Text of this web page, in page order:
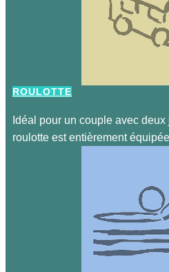
ROULOTTE
Idéal pour un couple avec
roulotte est entièrement équipée